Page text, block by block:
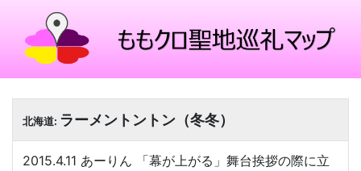
北海道: ラーメントントン（冬冬）
2015.4.11 あーりん 「幕が上がる」舞台挨拶の際に立